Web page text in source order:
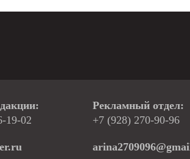
19-02
Рекламный отдел:
+7 (928) 270-90-96